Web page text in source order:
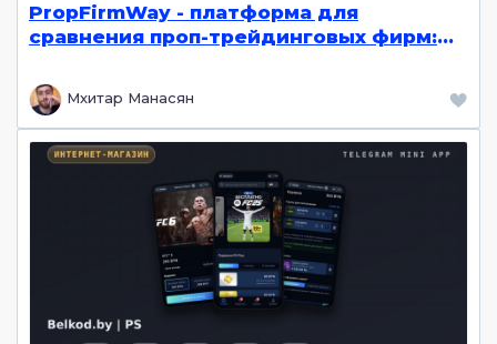
PropFirmWay - платформа для
сравнения проп-трейдинговых фирм:
отзывы трейдеров, AI-скрейпер, SEO-
ядро | Next.js, Nest.js, Node.js
Мхитар Манасян